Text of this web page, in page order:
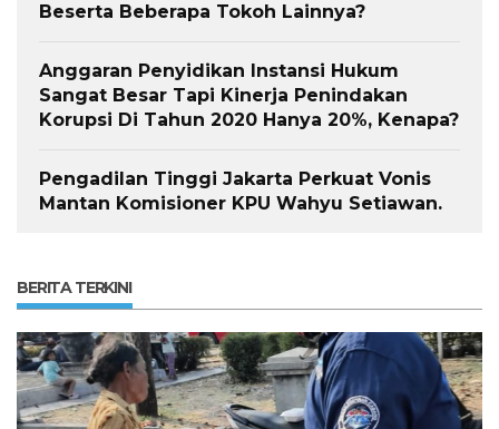
Beserta Beberapa Tokoh Lainnya?
Anggaran Penyidikan Instansi Hukum
Sangat Besar Tapi Kinerja Penindakan
Korupsi Di Tahun 2020 Hanya 20%, Kenapa?
Pengadilan Tinggi Jakarta Perkuat Vonis
Mantan Komisioner KPU Wahyu Setiawan.
BERITA TERKINI